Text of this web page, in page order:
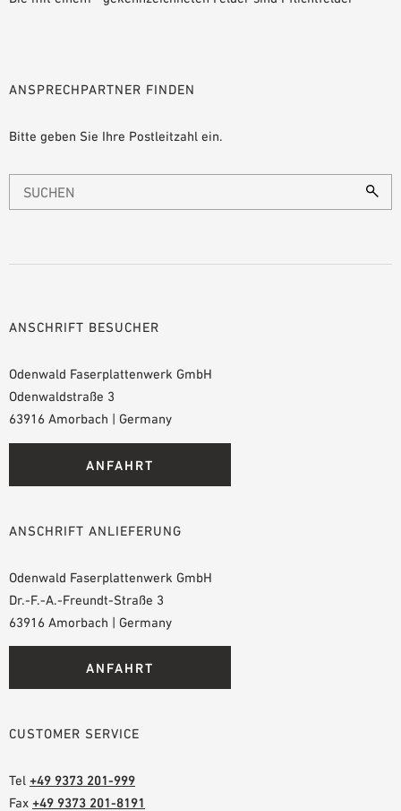
ANSPRECHPARTNER FINDEN
Bitte geben Sie Ihre Postleitzahl ein.
ANSCHRIFT BESUCHER
Odenwald Faserplattenwerk GmbH
Odenwaldstraße 3
63916 Amorbach | Germany
ANFAHRT
ANSCHRIFT ANLIEFERUNG
Odenwald Faserplattenwerk GmbH
Dr.-F.-A.-Freundt-Straße 3
63916 Amorbach | Germany
ANFAHRT
CUSTOMER SERVICE
Tel +49 9373 201-999
Fax +49 9373 201-8191